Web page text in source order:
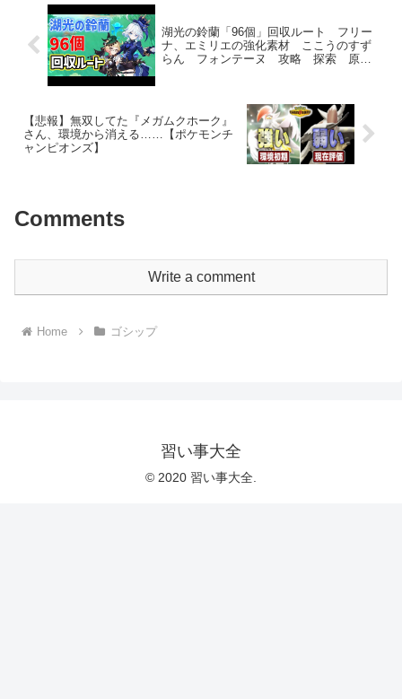
湖光の鈴蘭「96個」回収ルート フリー
ナ、エミリエの強化素材 ここうのすず
らん フォンテーヌ 攻略 探索 原
【悲報】無双してた『メガムクホーク』
さん、環境から消える……【ポケモンチ
ャンピオンズ】
Comments
Write a comment
Home ゴシップ
習い事大全
© 2020 習い事大全.